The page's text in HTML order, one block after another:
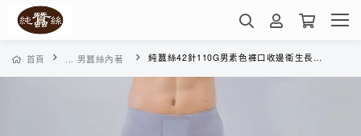
首頁 ... 男蠶絲內著 純蠶絲42針110G男素色褲口收邊衛生長褲-WMCAA30166(鉑銀灰)